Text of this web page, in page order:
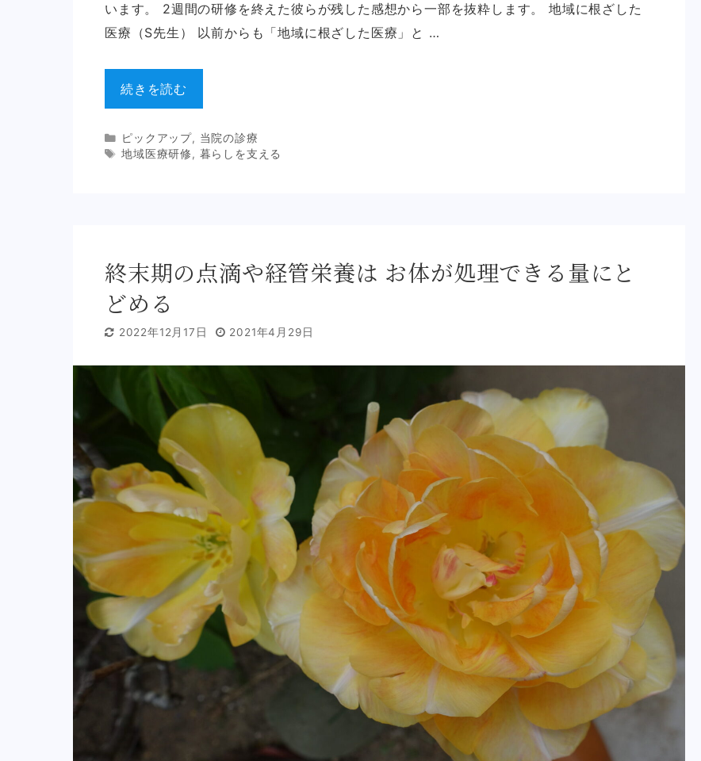
います。 2週間の研修を終えた彼らが残した感想から一部を抜粋します。 地域に根ざした
医療（S先生） 以前からも「地域に根ざした医療」と …
続きを読む
Categories
ピックアップ, 当院の診療
Tags
地域医療研修, 暮らしを支える
終末期の点滴や経管栄養は お体が処理できる量にと
どめる
2022年12月17日 2021年4月29日